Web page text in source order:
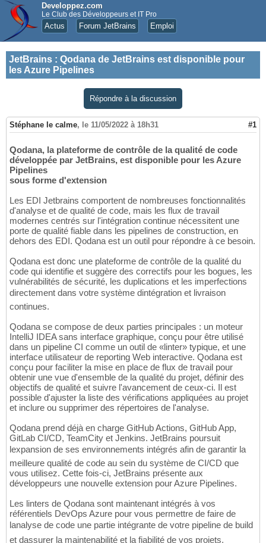
Developpez.com
Le Club des Développeurs et IT Pro
Actus Forum JetBrains Emploi
JetBrains : Qodana de JetBrains est disponible pour
les Azure Pipelines
Répondre à la discussion
Stéphane le calme, le 11/05/2022 à 18h31 #1
Qodana, la plateforme de contrôle de la qualité de code
développée par JetBrains, est disponible pour les Azure
Pipelines
sous forme d'extension
Les EDI Jetbrains comportent de nombreuses fonctionnalités
d'analyse et de qualité de code, mais les flux de travail
modernes centrés sur l'intégration continue nécessitent une
porte de qualité fiable dans les pipelines de construction, en
dehors des EDI. Qodana est un outil pour répondre à ce besoin.
Qodana est donc une plateforme de contrôle de la qualité du
code qui identifie et suggère des correctifs pour les bogues, les
vulnérabilités de sécurité, les duplications et les imperfections
directement dans votre système dintégration et livraison
continues.
Qodana se compose de deux parties principales : un moteur
IntelliJ IDEA sans interface graphique, conçu pour être utilisé
dans un pipeline CI comme un outil de «linter» typique, et une
interface utilisateur de reporting Web interactive. Qodana est
conçu pour faciliter la mise en place de flux de travail pour
obtenir une vue d'ensemble de la qualité du projet, définir des
objectifs de qualité et suivre l'avancement de ceux-ci. Il est
possible d'ajuster la liste des vérifications appliquées au projet
et inclure ou supprimer des répertoires de l'analyse.
Qodana prend déjà en charge GitHub Actions, GitHub App,
GitLab CI/CD, TeamCity et Jenkins. JetBrains poursuit
lexpansion de ses environnements intégrés afin de garantir la
meilleure qualité de code au sein du système de CI/CD que
vous utilisez. Cette fois-ci, JetBrains présente aux
développeurs une nouvelle extension pour Azure Pipelines.
Les linters de Qodana sont maintenant intégrés à vos
référentiels DevOps Azure pour vous permettre de faire de
lanalyse de code une partie intégrante de votre pipeline de build
et dassurer la maintenabilité et la fiabilité de vos projets.